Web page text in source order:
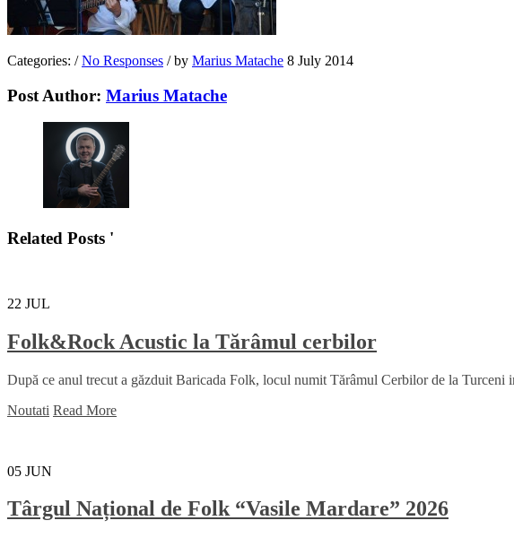
Categories: / No Responses /by Marius Matache 8 July 2014
Post Author: Marius Matache
Related Posts '
22 JUL
Folk&Rock Acustic la Tărâmul cerbilor
După ce anul trecut a găzduit Baricada Folk, locul numit Tărâmul Cerbilor de la
Noutati Read More
05 JUN
Târgul Național de Folk “Vasile Mardare” 2026